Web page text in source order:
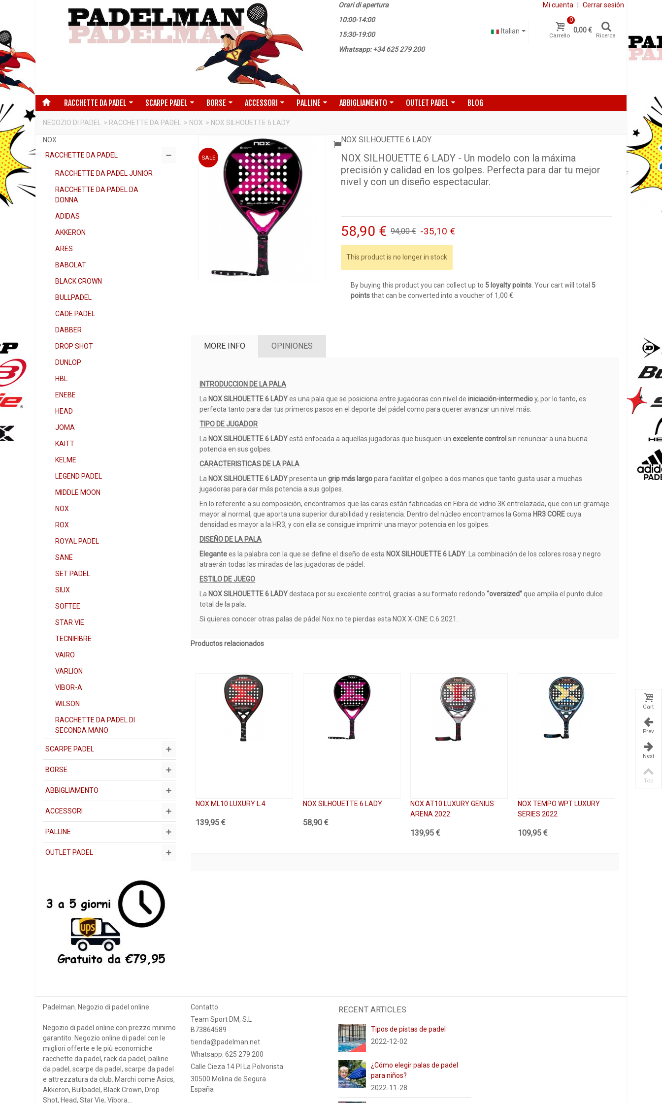
Orari di apertura
10:00-14:00
15:30-19:00
Whatsapp: +34 625 279 200
Mi cuenta Cerrar sesión
Carrello
0
0,00 €
Ricerca
Italian
RACCHETTE DA PADEL SCARPE PADEL BORSE ACCESSORI PALLINE ABBIGLIAMENTO OUTLET PADEL BLOG
NEGOZIO DI PADEL > RACCHETTE DA PADEL > NOX > NOX SILHOUETTE 6 LADY
NOX
RACCHETTE DA PADEL
RACCHETTE DA PADEL JUNIOR
RACCHETTE DA PADEL DA
DONNA
ADIDAS
AKKERON
ARES
BABOLAT
BLACK CROWN
BULLPADEL
CADE PADEL
DABBER
DROP SHOT
DUNLOP
HBL
ENEBE
HEAD
JOMA
KAITT
KELME
LEGEND PADEL
MIDDLE MOON
NOX
ROX
ROYAL PADEL
SANE
SET PADEL
SIUX
SOFTEE
STAR VIE
TECNIFIBRE
VAIRO
VARLION
VIBOR-A
WILSON
RACCHETTE DA PADEL DI
SECONDA MANO
SCARPE PADEL
BORSE
ABBIGLIAMENTO
ACCESSORI
PALLINE
OUTLET PADEL
SALE
NOX SILHOUETTE 6 LADY
NOX SILHOUETTE 6 LADY - Un modelo con la máxima
precisión y calidad en los golpes. Perfecta para dar tu mejor
nivel y con un diseño espectacular.
58,90 € 94,00 € -35,10 €
This product is no longer in stock
By buying this product you can collect up to 5loyalty points. Your cart will total 5
pointsthat can be converted into a voucher of 1,00 €
MORE INFO OPINIONES
INTRODUCCION DE LA PALA
La NOX SILHOUETTE 6 LADYes una pala que se posiciona entre jugadoras con nivel deiniciación-intermedioy, por lo tanto, es
perfecta tanto para dar tus primeros pasos en el deporte del pádel como para querer avanzar un nivel más.
TIPO DE JUGADOR
La NOX SILHOUETTE 6 LADYestá enfocada a aquellas jugadoras que busquen unexcelente controlsin renunciar a una buena
potencia en sus golpes.
CARACTERISTICAS DE LA PALA
La NOX SILHOUETTE 6 LADYpresenta ungrip más largopara facilitar el golpeo a dos manos que tanto gusta usar a muchas
jugadoras para dar más potencia a sus golpes.
En lo referente a su composición, encontramos que las caras están fabricadas en Fibra de vidrio 3K entrelazada, que con un gramaje
mayor al normal, que aporta una superior durabilidad y resistencia. Dentro del núcleo encontramos la Goma HR3 COREcuya
densidad es mayor a la HR3, y con ella se consigue imprimir una mayor potencia en los golpes.
DISEÑO DE LA PALA
Elegantees la palabra con la que se define el diseño de esta NOX SILHOUETTE 6 LADY . La combinación de los colores rosa y negro
atraerán todas las miradas de las jugadoras de pádel.
ESTILO DE JUEGO
La NOX SILHOUETTE 6 LADYdestaca por su excelente control, gracias a su formato redondo“oversized”que amplía el punto dulce
total de la pala.
Si quieres conocer otras palas de pádel Nox no te pierdas esta NOX X-ONE C.6 2021.
Productos relacionados
NOX ML10 LUXURY L.4
139,95 €
NOX SILHOUETTE 6 LADY
58,90 €
NOX AT10 LUXURY GENIUS
ARENA 2022
139,95 €
NOX TEMPO WPT LUXURY
SERIES 2022
109,95 €
Padelman. Negozio di padel online
Negozio di padel online con prezzo minimo
garantito. Negozio online di padel con le
migliori offerte e le più economiche
racchette da padel, rack da padel, palline
da padel, scarpe da padel, scarpe da padel
e attrezzatura da club. Marchi come Asics,
Akkeron, Bullpadel, Black Crown, Drop
Shot, Head, Star Vie, Vibora...
Contatto
Team Sport DM, S.L
B73864589
tienda@padelman.net
Whatsapp: 625 279 200
Calle Cieza 14 PI La Polvorista
30500 Molina de Segura
España
RECENT ARTICLES
Tipos de pistas de padel
2022-12-02
¿Cómo elegir palas de padel
para niños?
2022-11-28
Cart
Prev
Next
Top